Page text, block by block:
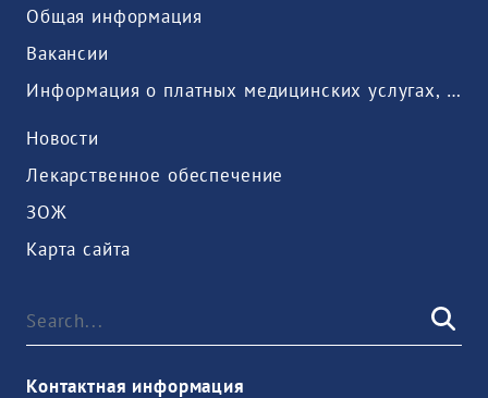
Общая информация
Вакансии
Информация о платных медицинских услугах, предоставляемых медицинской организацией
Новости
Лекарственное обеспечение
ЗОЖ
Карта сайта
Контактная информация